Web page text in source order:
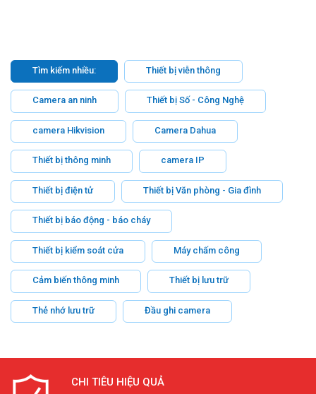
Tìm kiếm nhiều: Thiết bị viễn thông
Camera an ninh Thiết bị Số - Công Nghệ
camera Hikvision Camera Dahua
Thiết bị thông minh camera IP
Thiết bị điện tử Thiết bị Văn phòng - Gia đình
Thiết bị báo động - báo cháy
Thiết bị kiểm soát cửa Máy chấm công
Cảm biến thông minh Thiết bị lưu trữ
Thẻ nhớ lưu trữ Đầu ghi camera
CHI TIÊU HIỆU QUẢ